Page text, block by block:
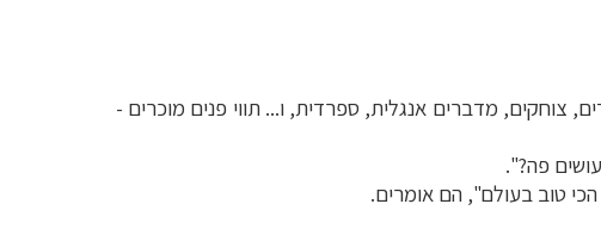
צוחקים, מדברים אנגלית, ספרדית, ו... תווי פנים מוכרים -
עושים פה?".
טוב בעולם", הם אומרים.